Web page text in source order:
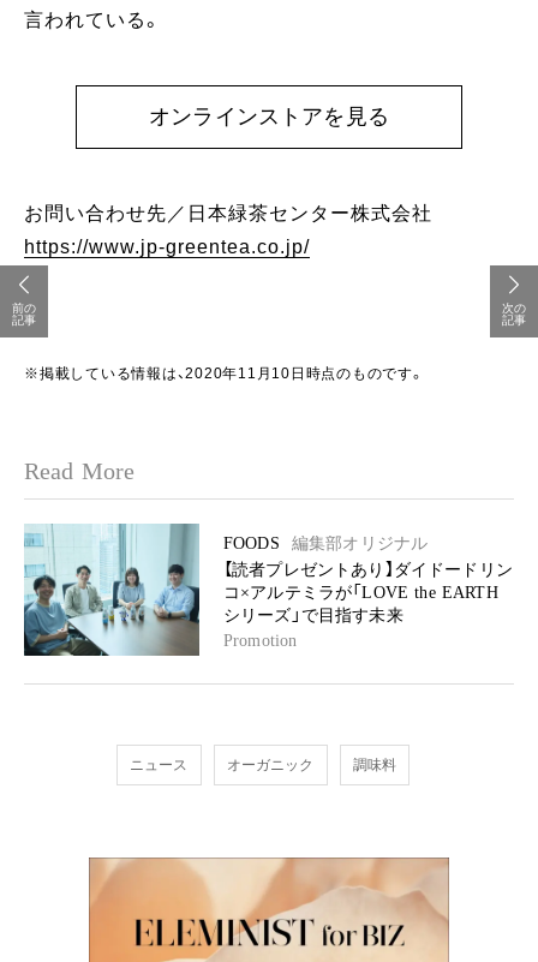
言われている。
オンラインストアを見る
お問い合わせ先／日本緑茶センター株式会社
https://www.jp-greentea.co.jp/
※掲載している情報は、2020年11月10日時点のものです。
Read More
FOODS
編集部オリジナル
【読者プレゼントあり】ダイドードリン
コ×アルテミラが「LOVE the EARTH
シリーズ」で目指す未来
Promotion
ニュース オーガニック 調味料
前の
記事
次の
記事